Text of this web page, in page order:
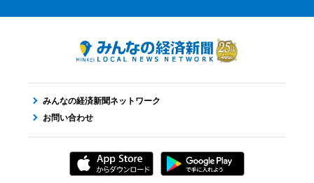
みんなの経済新聞ネットワーク
お問い合わせ